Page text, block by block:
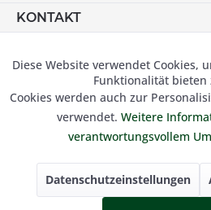
KONTAKT
© 2019 Besser Gehen
der gesetzl. MwSt und
Funktionale
Marketing
Tracking
Diese Website verwendet Cookies,
Funktionalität bieten
Cookies werden auch zur
verwendet. Weitere
verantwortungsvollem
Datenschutzeinstellungen